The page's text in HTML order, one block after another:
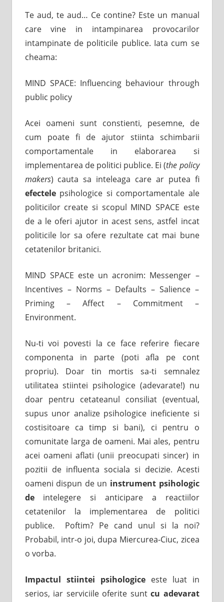
Te aud, te aud… Ce contine? Este un manual
care vine in intampinarea provocarilor
intampinate de politicile publice. Iata cum se
cheama:
MIND SPACE: Influencing behaviour through
public policy
Acei oameni sunt constienti, pesemne, de
cum poate fi de ajutor stiinta schimbarii
comportamentale in elaborarea si
implementarea de politici publice. Ei (the policy
makers) cauta sa inteleaga care ar putea fi
efectele psihologice si comportamentale ale
politicilor create si scopul MIND SPACE este
de a le oferi ajutor in acest sens, astfel incat
politicile lor sa ofere rezultate cat mai bune
cetatenilor britanici.
MIND SPACE este un acronim: Messenger –
Incentives – Norms – Defaults – Salience –
Priming – Affect – Commitment –
Environment.
Nu-ti voi povesti la ce face referire fiecare
componenta in parte (poti afla pe cont
propriu). Doar tin mortis sa-ti semnalez
utilitatea stiintei psihologice (adevarate!) nu
doar pentru cetateanul consiliat (eventual,
supus unor analize psihologice ineficiente si
costisitoare ca timp si bani), ci pentru o
comunitate larga de oameni. Mai ales, pentru
acei oameni aflati (unii preocupati sincer) in
pozitii de influenta sociala si decizie. Acesti
oameni dispun de un instrument psihologic
deintelegere si anticipare a reactiilor
cetatenilor la implementarea de politici
publice. Poftim? Pe cand unul si la noi?
Probabil, intr-o joi, dupa Miercurea-Ciuc, zicea
o vorba.
Impactul stiintei psihologiceeste luat in
serios, iar serviciile oferite sunt cu adevarat